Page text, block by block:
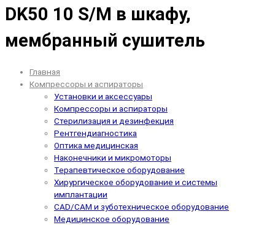
DK50 10 S/M в шкафу,
мембранный сушитель
Главная
Компрессоры и аспираторы
Установки и аксессуары
Компрессоры и аспираторы
Стерилизация и дезинфекция
Рентгендиагностика
Оптика медицинская
Наконечники и микромоторы
Терапевтическое оборудование
Хирургическое оборудование и системы
имплантации
CAD/CAM и зуботехническое оборудование
Медицинское оборудование